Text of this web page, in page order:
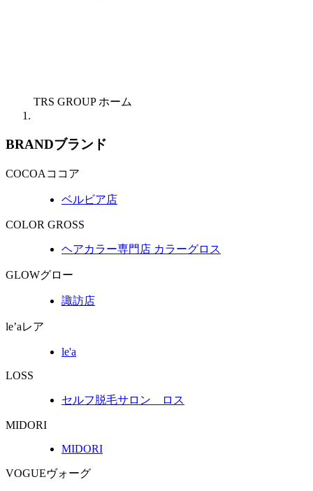
TRS GROUP ホーム
BRANDブランド
COCOA ココア
ベルビア店
COLOR GROSS
ヘアカラー専門店 カラーグロス
GLOWグロー
諏訪店
le’aレア
le'a
LOSS
セルフ脱毛サロン ロス
MIDORI
MIDORI
VOGUEヴォーグ